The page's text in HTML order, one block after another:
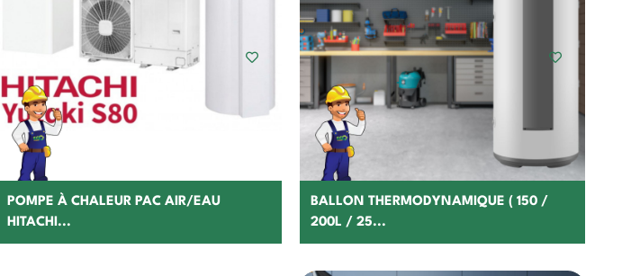
Choisir
POMPE À CHALEUR PAC AIR/EAU
HITACHI...
Choisir
BALLON THERMODYNAMIQUE ( 150 /
200L / 25...